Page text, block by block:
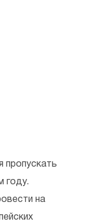
пропускать
году.
на